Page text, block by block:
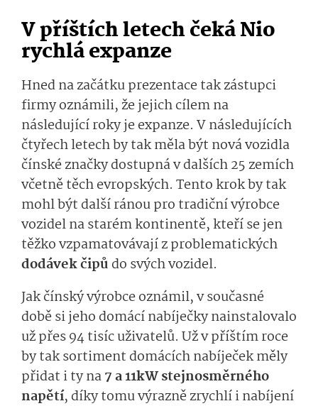
V příštích letech čeká Nio
rychlá expanze
Hned na začátku prezentace tak zástupci
firmy oznámili, že jejich cílem na
následující roky je expanze. V následujících
čtyřech letech by tak měla být nová vozidla
čínské značky dostupná v dalších 25 zemích
včetně těch evropských. Tento krok by tak
mohl být další ránou pro tradiční výrobce
vozidel na starém kontinentě, kteří se jen
těžko vzpamatovávají z problematických
dodávek čipů do svých vozidel.
Jak čínský výrobce oznámil, v současné
době si jeho domácí nabíječky nainstalovalo
už přes 94 tisíc uživatelů. Už v příštím roce
by tak sortiment domácích nabíječek měly
přidat i ty na7 a 11kW stejnosměrného
napětí, díky tomu výrazně zrychlí i nabíjení